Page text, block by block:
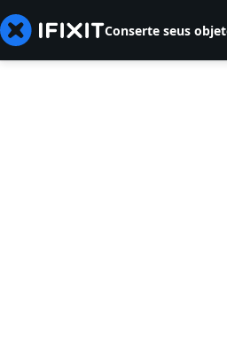
Conserte seus